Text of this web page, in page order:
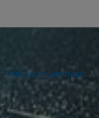
Politykę prywatności .